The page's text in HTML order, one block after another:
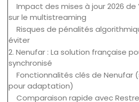
Impact des mises à jour 2026 de
sur le multistreaming
Risques de pénalités
éviter
2. Nenufar : La solution française
synchronisé
Fonctionnalités clés de Nenufar
pour adaptation)
Comparaison rapide avec